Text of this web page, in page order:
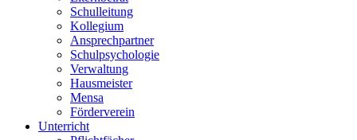
Schulleitung
Kollegium
Ansprechpartner
Schulpsychologie
Verwaltung
Hausmeister
Mensa
Förderverein
Unterricht